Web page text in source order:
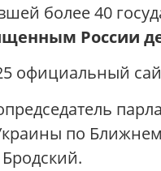
более 40
России
официальный
по